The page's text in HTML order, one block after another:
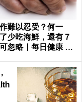
難以忍受？何一
少吃海鮮，還有７
忽略｜每日健康 He